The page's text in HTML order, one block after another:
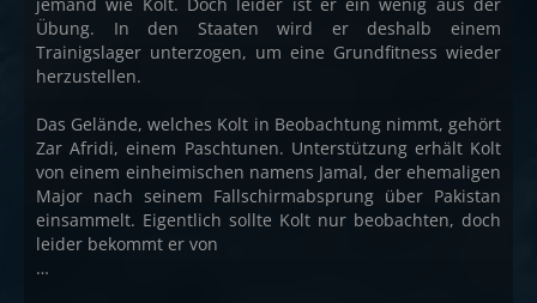
Übung. In den Staaten wird er deshalb einem
Trainigslager unterzogen, um eine Grundfitness wieder
herzustellen.
Das Gelände, welches Kolt in Beobachtung nimmt, gehört
Zar Afridi, einem Paschtunen. Unterstützung erhält Kolt
von einem einheimischen namens Jamal, der ehemaligen
Major nach seinem Fallschirmabsprung über Pakistan
einsammelt. Eigentlich sollte Kolt nur beobachten, doch
leider bekommt er von
…